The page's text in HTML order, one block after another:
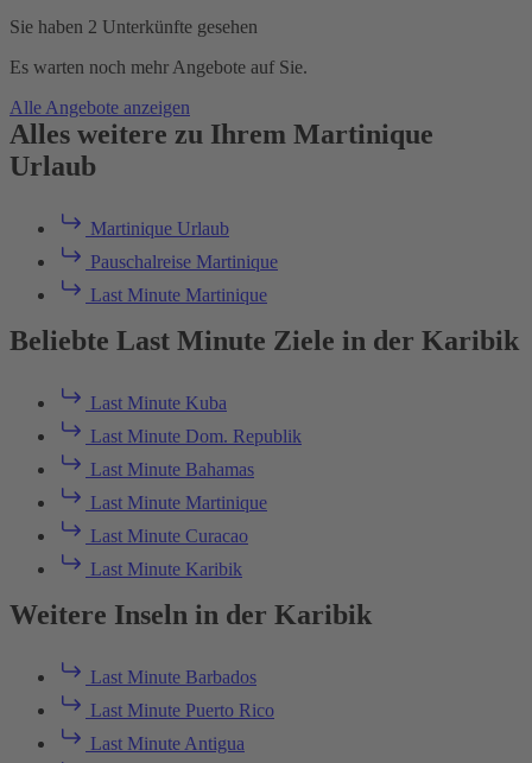
Sie haben 2 Unterkünfte gesehen
Es warten noch mehr Angebote auf Sie.
Alle Angebote anzeigen
Alles weitere zu Ihrem Martinique
Urlaub
Martinique Urlaub
Pauschalreise Martinique
Last Minute Martinique
Beliebte Last Minute Ziele in der Karibik
Last Minute Kuba
Last Minute Dom. Republik
Last Minute Bahamas
Last Minute Martinique
Last Minute Curacao
Last Minute Karibik
Weitere Inseln in der Karibik
Last Minute Barbados
Last Minute Puerto Rico
Last Minute Antigua